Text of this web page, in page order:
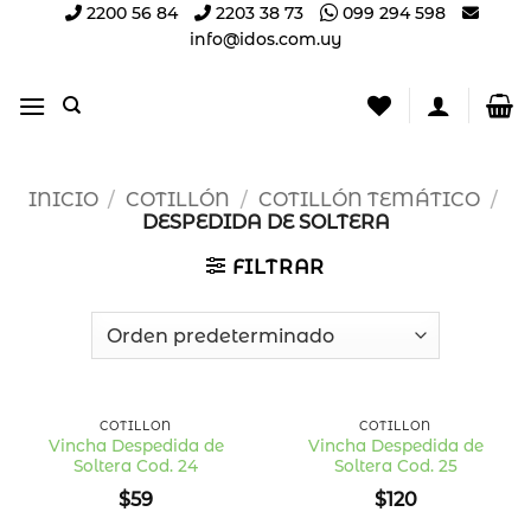
2200 56 84 2203 38 73
099 294 598
info@idos.com.uy
INICIO / COTILLÓN / COTILLÓN TEMÁTICO /
DESPEDIDA DE SOLTERA
FILTRAR
Añadir
COTILLÓN
Vincha Despedida de
Soltera Cod. 24
$59
Añadir
COTILLÓN
Vincha Despedida de
Soltera Cod. 25
$120